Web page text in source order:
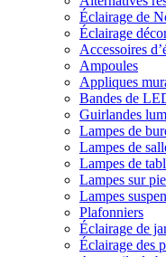
Éclairage de
Éclairage
Accessoires
Ampoules
Appliques
Bandes de
Guirlandes
Lampes de
Lampes de
Lampes de
Lampes sur
Lampes
Plafonniers
Éclairage de
Éclairage des